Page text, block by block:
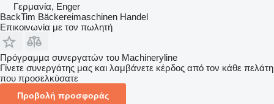
Γερμανία, Enger
BackTim Bäckereimaschinen Handel
Επικοινωνία με τον πωλητή
Πρόγραμμα συνεργατών του Machineryline
Γίνετε συνεργάτης μας και λαμβάνετε κέρδος από τον κάθε πελάτη
που προσελκύσατε
Προβολή προσφοράς